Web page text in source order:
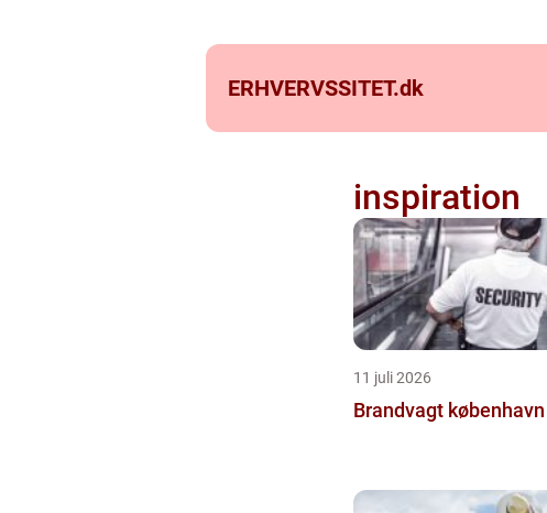
ERHVERVSSITET.dk
inspiration
11 juli 2026
Brandvagt københavn